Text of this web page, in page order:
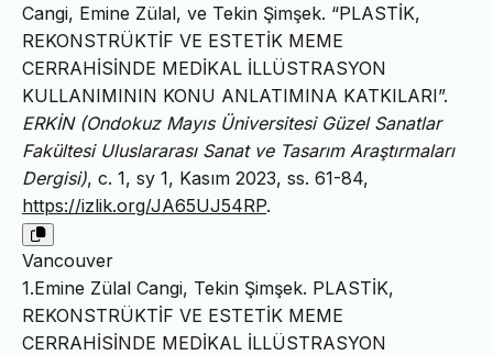
Cangi, Emine Zülal, ve Tekin Şimşek. “PLASTİK,
REKONSTRÜKTİF VE ESTETİK MEME
CERRAHİSİNDE MEDİKAL İLLÜSTRASYON
KULLANIMININ KONU ANLATIMINA KATKILARI”.
ERKİN (Ondokuz Mayıs Üniversitesi Güzel Sanatlar
Fakültesi Uluslararası Sanat ve Tasarım Araştırmaları
Dergisi), c. 1, sy 1, Kasım 2023, ss. 61-84,
https://izlik.org/JA65UJ54RP.
Vancouver
1.Emine Zülal Cangi, Tekin Şimşek. PLASTİK,
REKONSTRÜKTİF VE ESTETİK MEME
CERRAHİSİNDE MEDİKAL İLLÜSTRASYON